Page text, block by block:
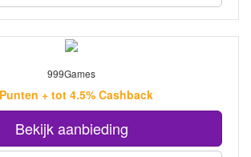
999Games
+ tot 4.5% Cashback
Bekijk aanbieding